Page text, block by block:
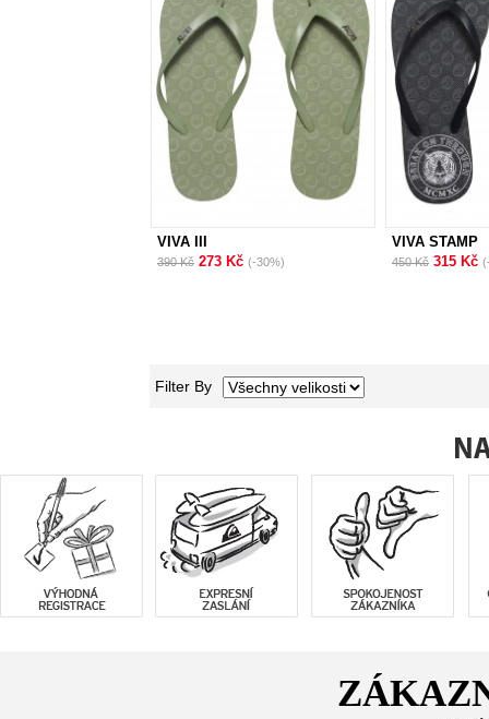
VIVA III
390 Kč 273 Kč (-30%)
VIVA STAMP
450 Kč 315 Kč
Filter By